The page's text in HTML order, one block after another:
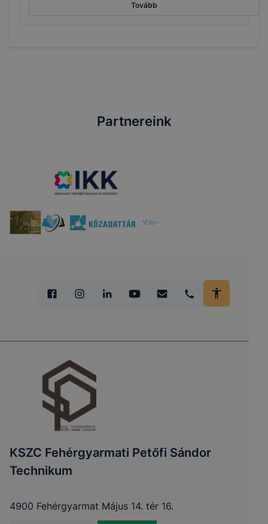
Tovább
Partnereink
KSZC Fehérgyarmati Petőfi Sándor
Technikum
4900 Fehérgyarmat Május 14. tér 16.